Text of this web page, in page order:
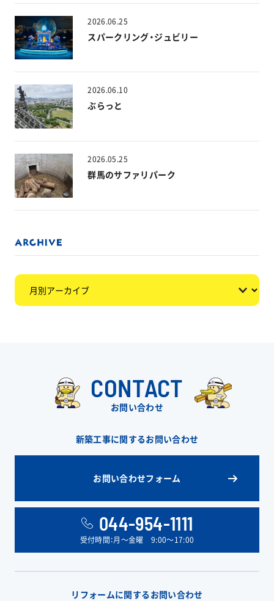
2026.06.25
スパークリング・ジュビリー
2026.06.10
ぶらっと
2026.05.25
群馬のサファリパーク
CONTACT
お問い合わせ
新築工事に関するお問い合わせ
お問い合わせフォーム
044-954-1111
受付時間：月〜金曜 9:00〜17:00
リフォームに関するお問い合わせ